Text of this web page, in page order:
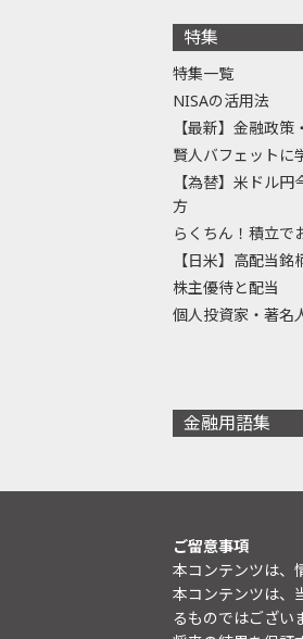
特集
特集一覧
NISAの活用法
【最新】金融政策
賢人バフェットに
【為替】米ドル
方
らくちん！積立で
【日米】高配当
株主優待と配当
個人投資家・著名
金融用語集
ご留意事項
本コンテンツは、
本コンテンツは、
るものではござい